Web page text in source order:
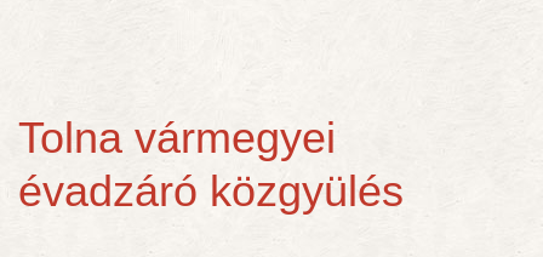
Tolna vármegyei
évadzáró közgyülés